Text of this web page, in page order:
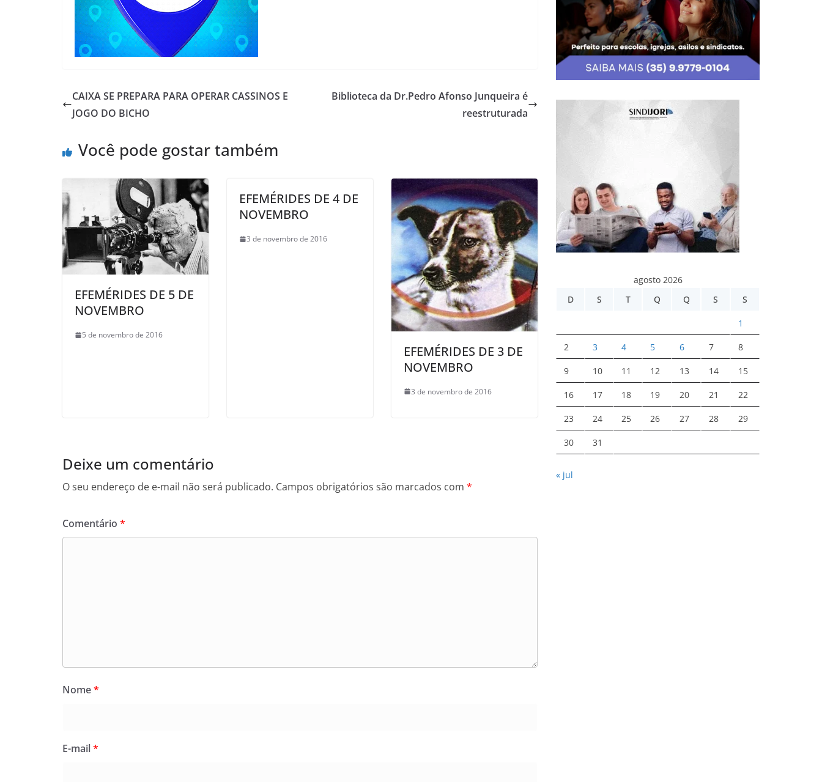
CAIXA SE PREPARA PARA OPERAR CASSINOS E
JOGO DO BICHO
Biblioteca da Dr.Pedro Afonso Junqueira é
reestruturada
Você pode gostar também
EFEMÉRIDES DE 5 DE
NOVEMBRO
5 de novembro de 2016
EFEMÉRIDES DE 4 DE
NOVEMBRO
3 de novembro de 2016
EFEMÉRIDES DE 3 DE
NOVEMBRO
3 de novembro de 2016
Deixe um comentário
O seu endereço de e-mail não será publicado. Campos obrigatórios são marcados com *
Comentário *
Nome*
E-mail*
agosto 2026
D
S T Q Q S S
1
2 3 4 5 6 7 8
9 10 11 12 13 14 15
16 17 18 19 20 21 22
23 24 25 26 27 28 29
30 31
« jul